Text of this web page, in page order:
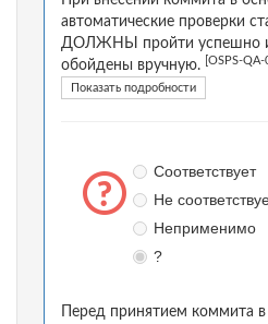
автоматические проверки
ДОЛЖНЫ пройти успешно
обойдены вручную.
[OSPS-QA-
Показать подробности
Соответствует
Не
Неприменимо
?
Перед принятием